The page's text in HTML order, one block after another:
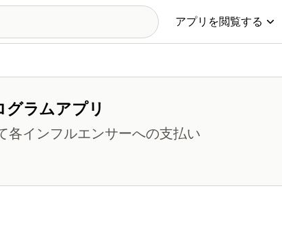
アプリを閲覧する
ラムアプリ
各インフルエンサーへの支払い